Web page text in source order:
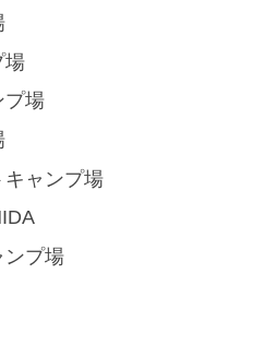
場
プ場
キャンプ場
ンプ場